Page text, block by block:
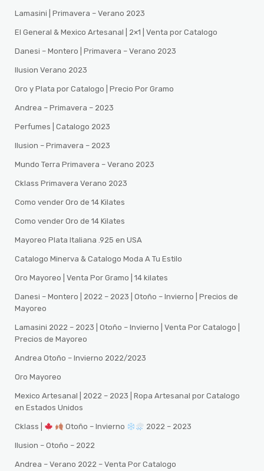
Lamasini | Primavera – Verano 2023
El General & Mexico Artesanal | 2×1 | Venta por Catalogo
Danesi – Montero | Primavera – Verano 2023
Ilusion Verano 2023
Oro y Plata por Catalogo | Precio Por Gramo
Andrea – Primavera – 2023
Perfumes | Catalogo 2023
Ilusion – Primavera – 2023
Mundo Terra Primavera – Verano 2023
Cklass Primavera Verano 2023
Como vender Oro de 14 Kilates
Como vender Oro de 14 Kilates
Mayoreo Plata Italiana .925 en USA
Catalogo Minerva & Catalogo Moda A Tu Estilo
Oro Mayoreo | Venta Por Gramo | 14 kilates
Danesi – Montero | 2022 – 2023 | Otoño – Invierno | Precios de
Mayoreo
Lamasini 2022 – 2023 | Otoño – Invierno | Venta Por Catalogo |
Precios de Mayoreo
Andrea Otoño – Invierno 2022/2023
Oro Mayoreo
Mexico Artesanal | 2022 – 2023 | Ropa Artesanal por Catalogo
en Estados Unidos
Cklass | Otoño – Invierno 2022 – 2023
Ilusion – Otoño – 2022
Andrea – Verano 2022 – Venta Por Catalogo